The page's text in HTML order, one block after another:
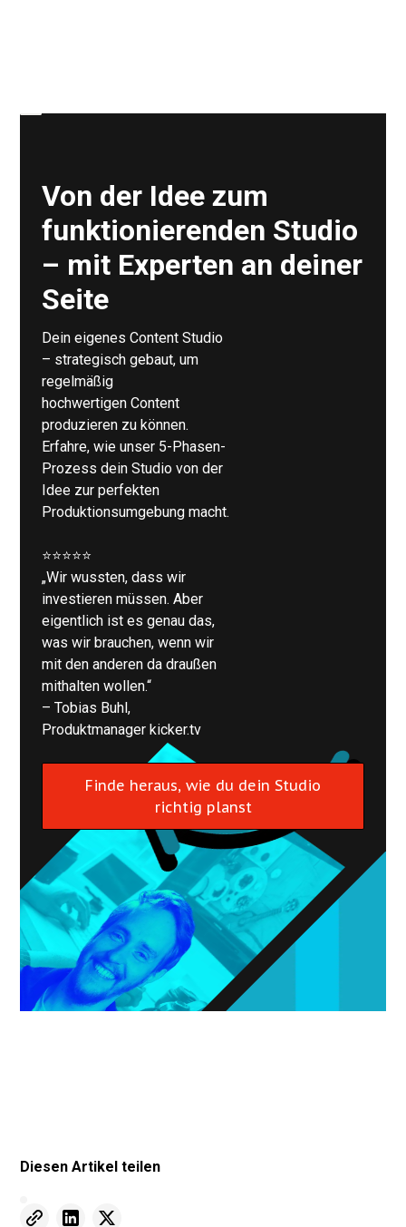
Von der Idee zum
funktionierenden Studio
– mit Experten an deiner
Seite
Dein eigenes Content Studio
– strategisch gebaut, um
regelmäßig
hochwertigen Content
produzieren zu können.
Erfahre, wie unser 5-Phasen-
Prozess dein Studio von der
Idee zur perfekten
Produktionsumgebung macht.
⭐⭐⭐⭐⭐
„Wir wussten, dass wir
investieren müssen. Aber
eigentlich ist es genau das,
was wir brauchen, wenn wir
mit den anderen da draußen
mithalten wollen.“
– Tobias Buhl,
Produktmanager kicker.tv
Finde heraus, wie du dein Studio
richtig planst
Diesen Artikel teilen